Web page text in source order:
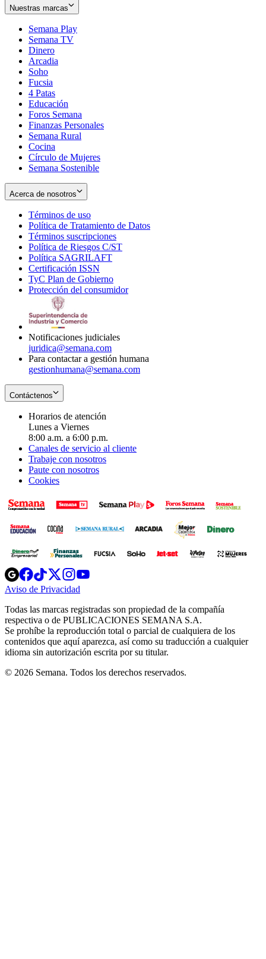
Nuestras marcas
Semana Play
Semana TV
Dinero
Arcadia
Soho
in
new
window
Fucsia
in
new
window
4 Patas
Educación
Foros Semana
Finanzas Personales
Semana Rural
Cocina
Círculo de Mujeres
Semana Sostenible
Acerca de nosotros
Términos de uso
in
new
window
Política de Tratamiento de Datos
Términos suscripciones
in
Política de Riesgos C/ST
Política SAGRILAFT
new
window
Certificación ISSN
in
new
TyC Plan de Gobierno
in
Protección del consumidorOpens
Notificaciones judiciales
juridica@semana.com
Para contactar a gestión humana
gestionhumana@semana.com
Contáctenos
Horarios de atención
Lunes a Viernes
8:00 a.m. a 6:00 p.m.
Canales de servicio al cliente
Trabaje con nosotros
Paute con nosotros
Cookies
Opens
in
new
Opens
in
new
Opens
in
new
window
Opens
new
windowwindow
Aviso de Privacidad
new
window
Todas las marcas registradas son propiedad de la compañía
respectiva o de PUBLICACIONES SEMANA S.A.
Se prohíbe la reproducción total o parcial de cualquiera de los
contenidos que aquí aparezca, así como su traducción a cualquier
idioma sin autorización escrita por su titular.
© 2026 Semana. Todos los derechos reservados.